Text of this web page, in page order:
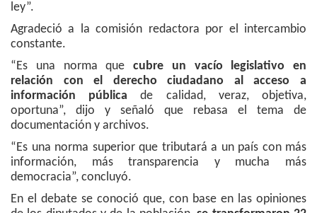
ley”.
Agradeció a la comisión redactora por el intercambio
constante.
“Es una norma que cubre un vacío legislativo en
relación con el derecho ciudadano al acceso a
información pública de calidad, veraz, objetiva,
oportuna”, dijo y señaló que rebasa el tema de
documentación y archivos.
“Es una norma superior que tributará a un país con más
información, más transparencia y mucha más
democracia”, concluyó.
En el debate se conoció que, con base en las opiniones